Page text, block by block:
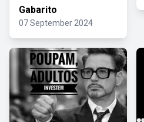
Gabarito
07 September 2024